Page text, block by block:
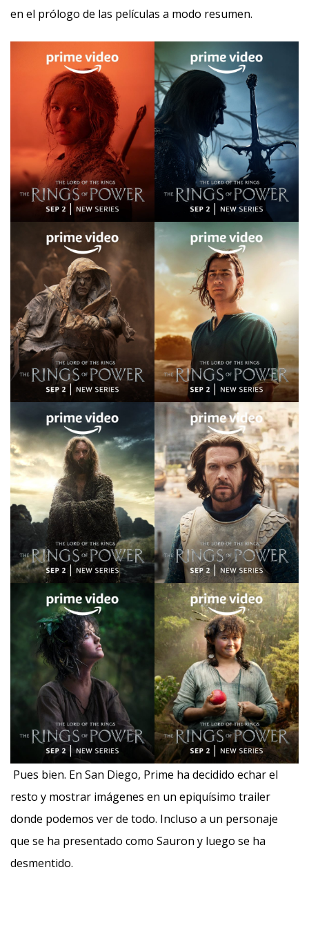
en el prólogo de las películas a modo resumen.
Pues bien. En San Diego, Prime ha decidido echar el
resto y mostrar imágenes en un epiquísimo trailer
donde podemos ver de todo. Incluso a un personaje
que se ha presentado como Sauron y luego se ha
desmentido.